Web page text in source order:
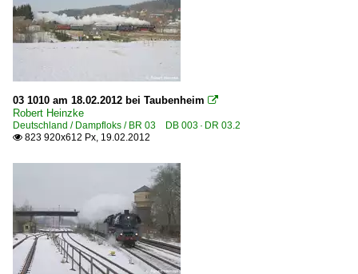
E-Loks | Drehstrom | 91 80
6 101 BR 101 Werbeloks
6 145 BR 145 ·Traxx AC·
6 152 BR 152 ·ES 64 F·
6 182 BR 182 ·ES 64 U2·
6 185 BR 185 ·Traxx AC1/2·
6 186 BR 186 ·Traxx MS2e·
6 189 BR 189 ·ES 64 F4·
6 189 BR 189 ·ES 64 F4· Private
E-Loks | konventionell
03 1010 am 18.02.2012 bei Taubenheim 
Robert Heinzke
Deutschland / Dampfloks / BR 03 DB 003 · DR 03.2
 823 920x612 Px, 19.02.2012